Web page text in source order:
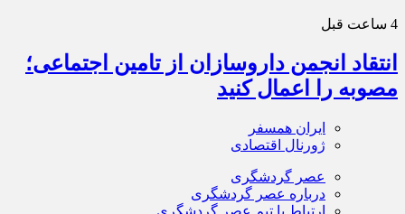
4 ساعت قبل
انتقاد انجمن داروسازان از تامین اجتماعی؛
مصوبه را اعمال کنید
ایران همسفر
ژورنال اقتصادی
عصر گردشگری
درباره عصر گردشگری
ارتباط با تیم عصر گردشگری